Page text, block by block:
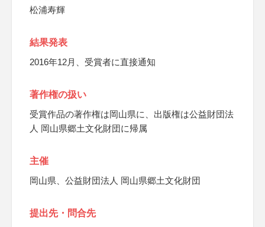
松浦寿輝
結果発表
2016年12月、受賞者に直接通知
著作権の扱い
受賞作品の著作権は岡山県に、出版権は公益財団法
人 岡山県郷土文化財団に帰属
主催
岡山県、公益財団法人 岡山県郷土文化財団
提出先・問合先